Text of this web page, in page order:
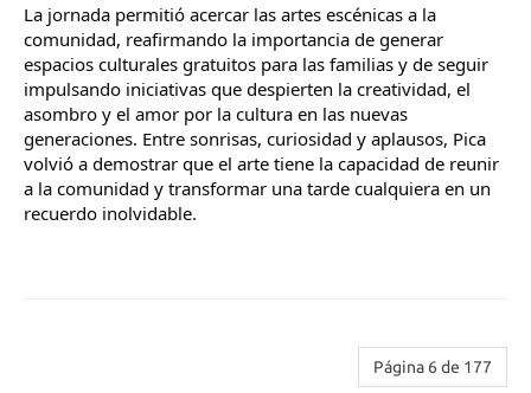
La jornada permitió acercar las artes escénicas a la
comunidad, reafirmando la importancia de generar
espacios culturales gratuitos para las familias y de seguir
impulsando iniciativas que despierten la creatividad, el
asombro y el amor por la cultura en las nuevas
generaciones. Entre sonrisas, curiosidad y aplausos, Pica
volvió a demostrar que el arte tiene la capacidad de reunir
a la comunidad y transformar una tarde cualquiera en un
recuerdo inolvidable.
Página 6 de 177